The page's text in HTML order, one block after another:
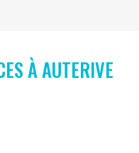
À AUTERIVE